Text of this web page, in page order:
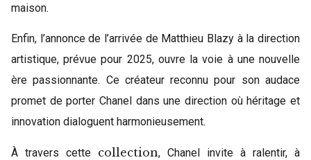
maison.
Enfin, l’annonce de l’arrivée de Matthieu Blazy à la direction
artistique, prévue pour 2025, ouvre la voie à une nouvelle
ère passionnante. Ce créateur reconnu pour son audace
promet de porter Chanel dans une direction où héritage et
innovation dialoguent harmonieusement.
À travers cette collection, Chanel invite à ralentir, à